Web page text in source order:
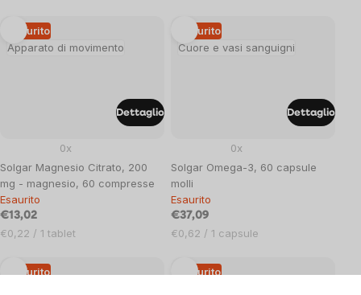
Apparato di movimento
Esaurito
Solgar Magnesio Citrato, 200
mg - magnesio, 60 compresse
0x
Esaurito
€13,02
Prezzo
€0,22 / 1 tablet
Dettaglio
Cuore e vasi sanguigni
Esaurito
Solgar Omega-3, 60 capsule
molli
0x
Esaurito
€37,09
Prezzo
€0,62 / 1 capsule
Dettaglio
Esaurito Esaurito